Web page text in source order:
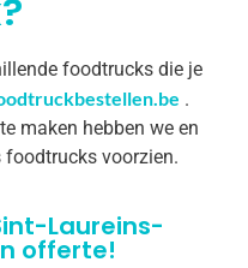
foodtrucks die je
.
maken hebben we en
voorzien.
Laureins-
offerte!